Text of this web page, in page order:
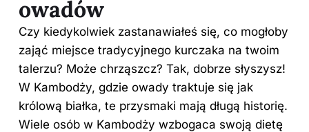
owadów
Czy kiedykolwiek zastanawiałeś się, co mogłoby
zająć miejsce tradycyjnego kurczaka na twoim
talerzu? Może chrząszcz? Tak, dobrze słyszysz!
W Kambodży, gdzie owady traktuje się jak
królową białka, te przysmaki mają długą historię.
Wiele osób w Kambodży wzbogaca swoją dietę